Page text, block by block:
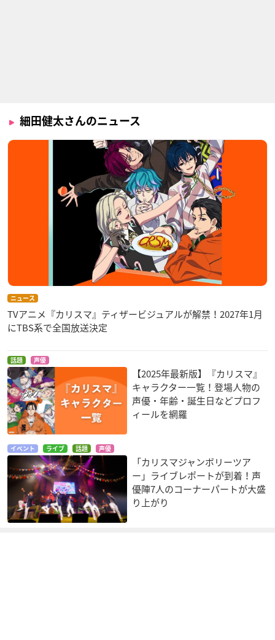
細田健太さんのニュース
ニュース
TVアニメ『カリスマ』ティザービジュアルが解禁！2027年1月
にTBS系で全国放送決定
話題 声優
【2025年最新版】『カリスマ』
キャラクター一覧！登場人物の
声優・年齢・誕生日などプロフ
ィールを網羅
イベント ライブ 話題 声優
「カリスマジャンボリーツア
ー」ライブレポートが到着！声
優陣7人のコーナーパートが大盛
り上がり